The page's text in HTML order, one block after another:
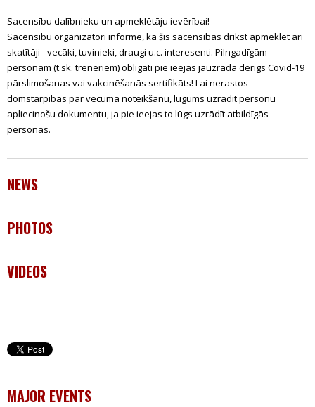
Sacensību dalībnieku un apmeklētāju ievērībai!
Sacensību organizatori informē, ka šīs sacensības drīkst apmeklēt arī
skatītāji - vecāki, tuvinieki, draugi u.c. interesenti. Pilngadīgām
personām (t.sk. treneriem) obligāti pie ieejas jāuzrāda derīgs Covid-19
pārslimošanas vai vakcinēšanās sertifikāts! Lai nerastos
domstarpības par vecuma noteikšanu, lūgums uzrādīt personu
apliecinošu dokumentu, ja pie ieejas to lūgs uzrādīt atbildīgās
personas.
NEWS
PHOTOS
VIDEOS
MAJOR EVENTS